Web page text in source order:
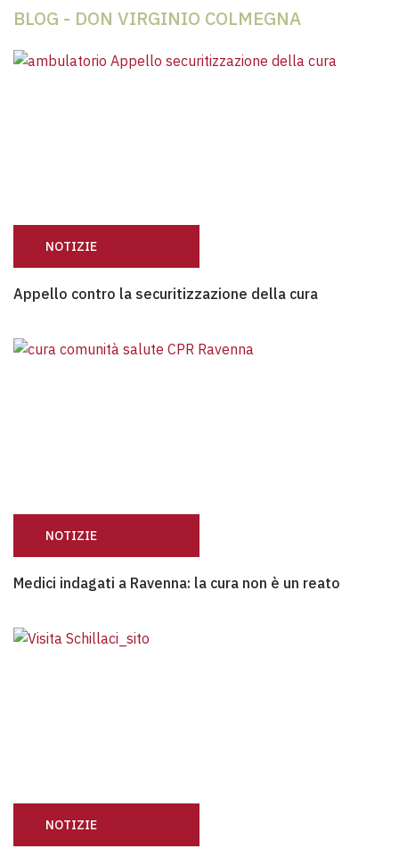
BLOG - DON VIRGINIO COLMEGNA
NOTIZIE
Appello contro la securitizzazione della cura
NOTIZIE
Medici indagati a Ravenna: la cura non è un reato
NOTIZIE